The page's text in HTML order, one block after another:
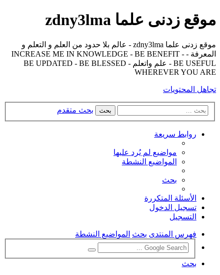
موقع زدنى علما zdny3lma
موقع زدنى علما zdny3lma - عالم بلا حدود من العلم و التعلم و
المعرفة - INCREASE ME IN KNOWLEDGE - BE BENEFIT -
BE USEFUL - علم واتعلم - BE UPDATED - BE BLESSED
WHEREVER YOU ARE
تجاهل المحتويات
بحث بحث متقدم
روابط سريعة
مواضيع لم يُرد عليها
المواضيع النشطة
بحث
الأسئلة المتكررة
تسجيل الدخول
التسجيل
فهرس المنتدى بحث المواضيع النشطة
بحث